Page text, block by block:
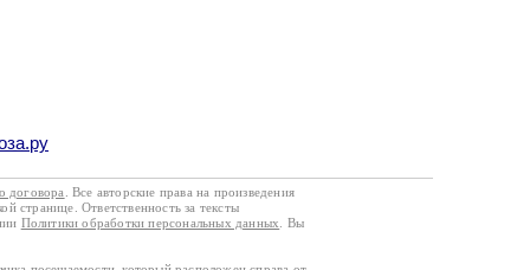
договора
. Все авторские права на произведения
странице. Ответственность за тексты
Политики обработки персональных данных . Вы